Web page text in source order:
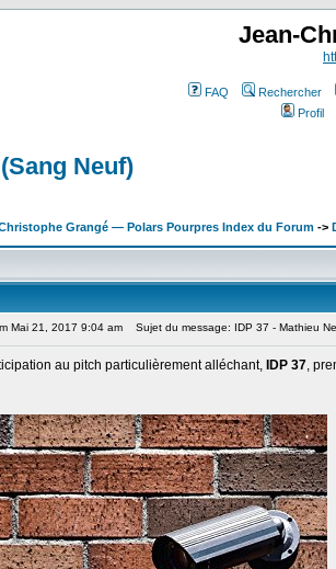
Jean-
FAQ Rechercher
Profil
Neuf)
Grangé — Polars Pourpres Index du Forum ->
Mai 21, 2017 9:04 am Sujet du message: IDP 37 - Mathieu
au pitch particulièrement alléchant, IDP 37,